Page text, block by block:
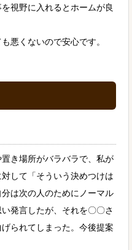
視野に入れるとホームが良
悪くないので安心です。
き場所がバラバラで、私が
して「そういう決めつけは
は次の人のためにノーマル
発言したが、それを〇〇さ
られてしまった。今後提案